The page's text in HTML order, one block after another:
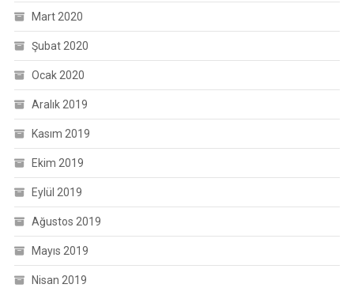
Mart 2020
Şubat 2020
Ocak 2020
Aralık 2019
Kasım 2019
Ekim 2019
Eylül 2019
Ağustos 2019
Mayıs 2019
Nisan 2019